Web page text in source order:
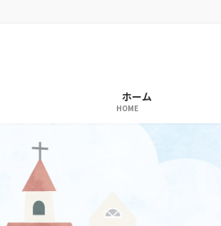
ホーム
HOME